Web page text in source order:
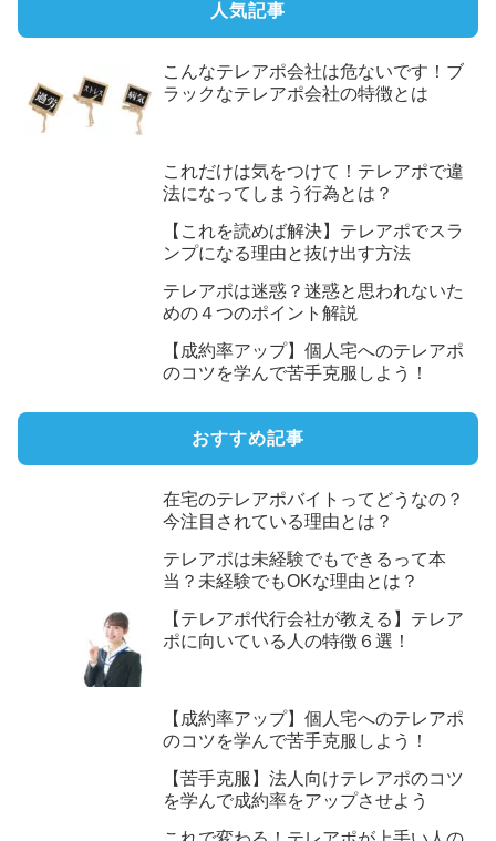
人気記事
こんなテレアポ会社は危ないです！ブ
ラックなテレアポ会社の特徴とは
これだけは気をつけて！テレアポで違
法になってしまう行為とは？
【これを読めば解決】テレアポでスラ
ンプになる理由と抜け出す方法
テレアポは迷惑？迷惑と思われないた
めの４つのポイント解説
【成約率アップ】個人宅へのテレアポ
のコツを学んで苦手克服しよう！
おすすめ記事
在宅のテレアポバイトってどうなの？
今注目されている理由とは？
テレアポは未経験でもできるって本
当？未経験でもOKな理由とは？
【テレアポ代行会社が教える】テレア
ポに向いている人の特徴６選！
【成約率アップ】個人宅へのテレアポ
のコツを学んで苦手克服しよう！
【苦手克服】法人向けテレアポのコツ
を学んで成約率をアップさせよう